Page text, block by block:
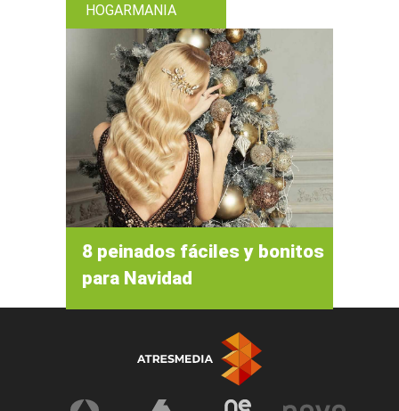
HOGARMANIA
8 peinados fáciles y bonitos
para Navidad